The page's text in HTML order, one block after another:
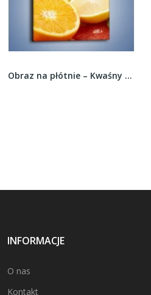
Obraz na płótnie – Pikantne papryczki –...
INFORMACJE
O nas
Kontakt